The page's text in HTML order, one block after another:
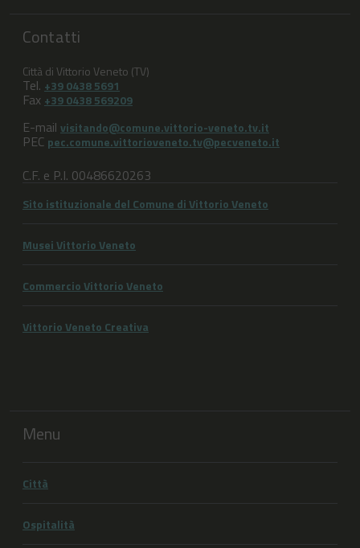
Contatti
Città di Vittorio Veneto (TV)
Tel. +39 0438 5691
Fax +39 0438 569209
E-mail visitando@comune.vittorio-veneto.tv.it
PEC pec.comune.vittorioveneto.tv@pecveneto.it
C.F. e P.I. 00486620263
Sito istituzionale del Comune di Vittorio Veneto
Musei Vittorio Veneto
Commercio Vittorio Veneto
Vittorio Veneto Creativa
Menu
Città
Ospitalità